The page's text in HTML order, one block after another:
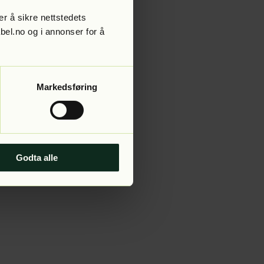
å sikre nettstedets
og i annonser for å
Markedsføring
Godta alle